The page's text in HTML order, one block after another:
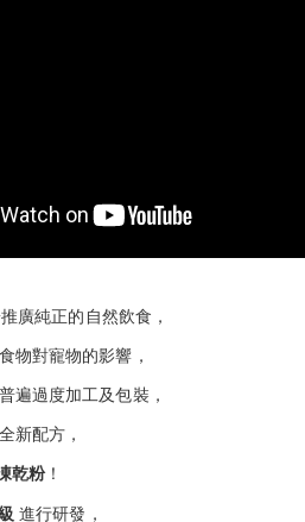
廣純正的自然飲食，
物對寵物的影響，
遍過度加工及包裝，
新配方，
乾粉！
進行研發，